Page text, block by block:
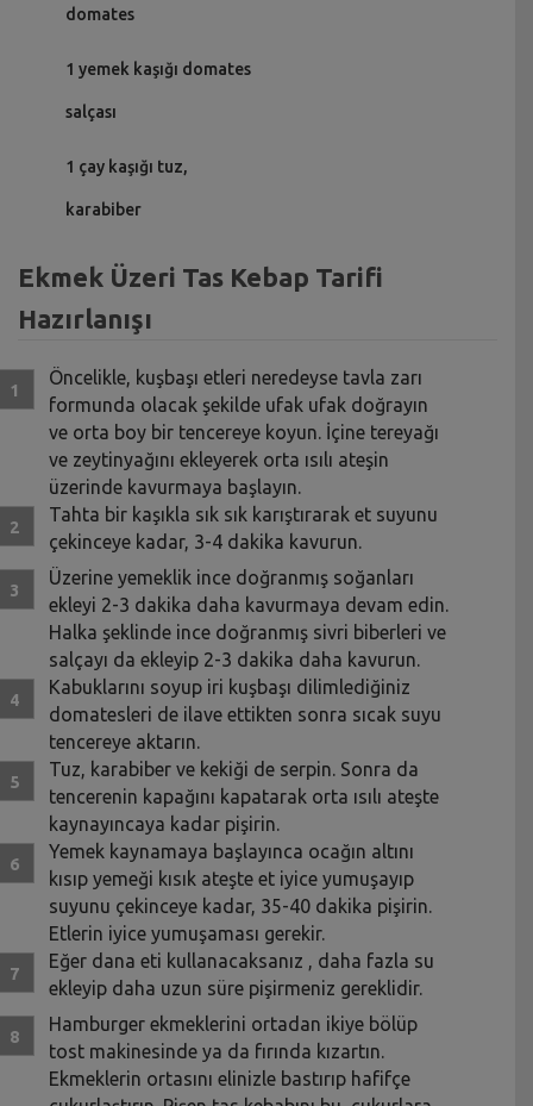
domates
1 yemek kaşığı domates
salçası
1 çay kaşığı tuz,
karabiber
Ekmek Üzeri Tas Kebap Tarifi
Hazırlanışı
Öncelikle, kuşbaşı etleri neredeyse tavla zarı
formunda olacak şekilde ufak ufak doğrayın
ve orta boy bir tencereye koyun. İçine tereyağı
ve zeytinyağını ekleyerek orta ısılı ateşin
üzerinde kavurmaya başlayın.
Tahta bir kaşıkla sık sık karıştırarak et suyunu
çekinceye kadar, 3-4 dakika kavurun.
Üzerine yemeklik ince doğranmış soğanları
ekleyi 2-3 dakika daha kavurmaya devam edin.
Halka şeklinde ince doğranmış sivri biberleri ve
salçayı da ekleyip 2-3 dakika daha kavurun.
Kabuklarını soyup iri kuşbaşı dilimlediğiniz
domatesleri de ilave ettikten sonra sıcak suyu
tencereye aktarın.
Tuz, karabiber ve kekiği de serpin. Sonra da
tencerenin kapağını kapatarak orta ısılı ateşte
kaynayıncaya kadar pişirin.
Yemek kaynamaya başlayınca ocağın altını
kısıp yemeği kısık ateşte et iyice yumuşayıp
suyunu çekinceye kadar, 35-40 dakika pişirin.
Etlerin iyice yumuşaması gerekir.
Eğer dana eti kullanacaksanız , daha fazla su
ekleyip daha uzun süre pişirmeniz gereklidir.
Hamburger ekmeklerini ortadan ikiye bölüp
tost makinesinde ya da fırında kızartın.
Ekmeklerin ortasını elinizle bastırıp hafifçe